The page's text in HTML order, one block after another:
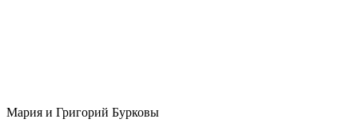
Мария и Григорий Бурковы